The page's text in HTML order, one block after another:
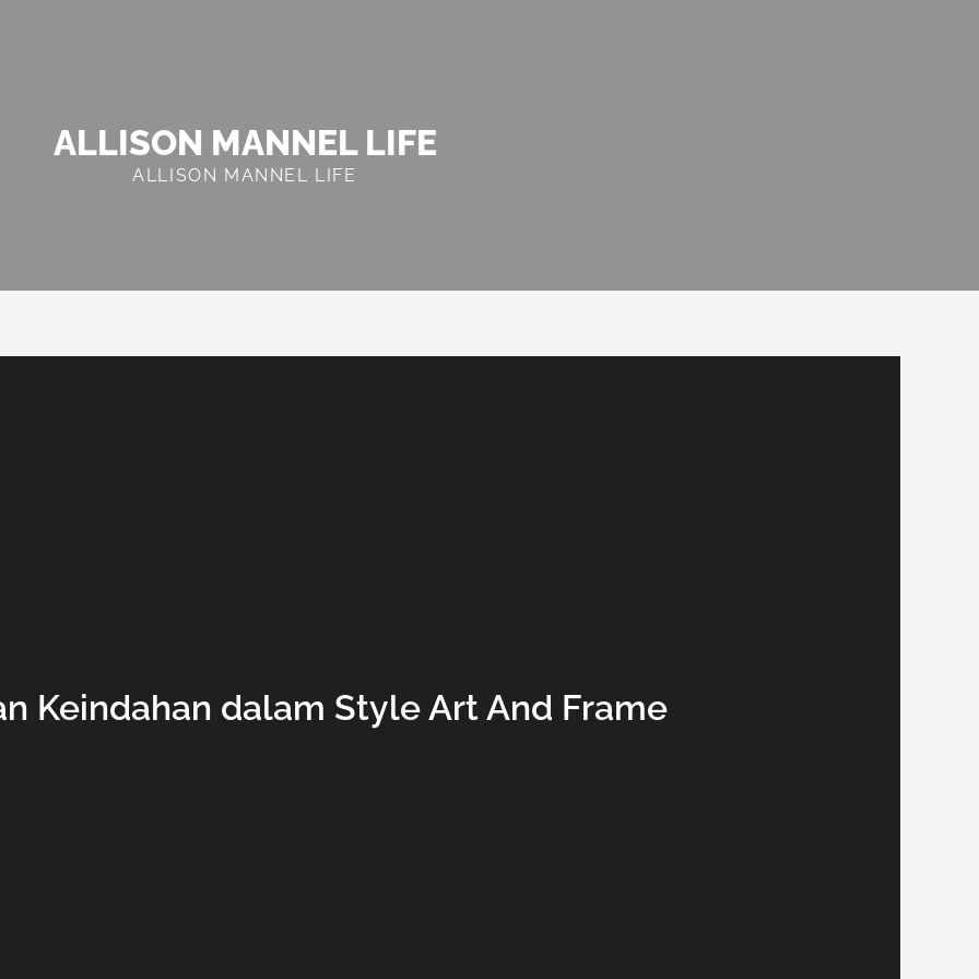
ALLISON MANNEL LIFE
ALLISON MANNEL LIFE
Keindahan dalam Style Art And Frame